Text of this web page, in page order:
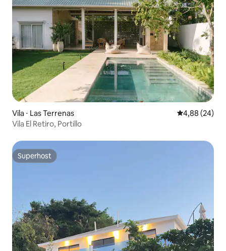
Vila ⋅ Las Terrenas 4,88 de uma
4,88 (24)
Vila El Retiro, Portillo
Superhost
Superhost